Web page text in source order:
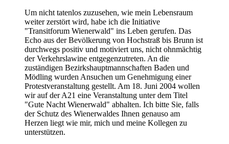
Um nicht tatenlos zuzusehen, wie mein Lebensraum
weiter zerstört wird, habe ich die Initiative
"Transitforum Wienerwald" ins Leben gerufen. Das
Echo aus der Bevölkerung von Hochstraß bis Brunn ist
durchwegs positiv und motiviert uns, nicht ohnmächtig
der Verkehrslawine entgegenzutreten. An die
zuständigen Bezirkshauptmannschaften Baden und
Mödling wurden Ansuchen um Genehmigung einer
Protestveranstaltung gestellt. Am 18. Juni 2004 wollen
wir auf der A21 eine Veranstaltung unter dem Titel
"Gute Nacht Wienerwald" abhalten. Ich bitte Sie, falls
der Schutz des Wienerwaldes Ihnen genauso am
Herzen liegt wie mir, mich und meine Kollegen zu
unterstützen.